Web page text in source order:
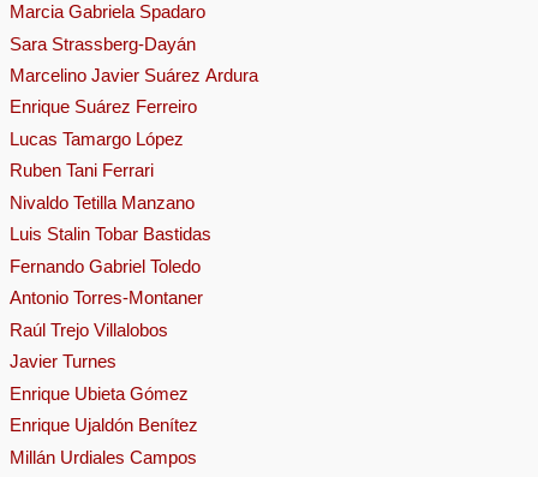
Marcia Gabriela Spadaro
Sara Strassberg-Dayán
Marcelino Javier Suárez Ardura
Enrique Suárez Ferreiro
Lucas Tamargo López
Ruben Tani Ferrari
Nivaldo Tetilla Manzano
Luis Stalin Tobar Bastidas
Fernando Gabriel Toledo
Antonio Torres-Montaner
Raúl Trejo Villalobos
Javier Turnes
Enrique Ubieta Gómez
Enrique Ujaldón Benítez
Millán Urdiales Campos